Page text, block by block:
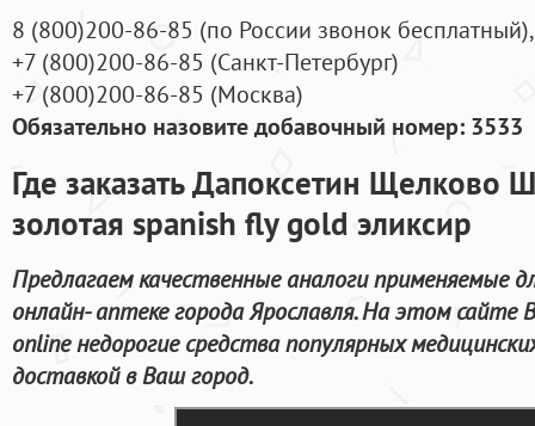
8 (800)200-86-85 (по России звонок бесплатный),
+7 (800)200-86-85 (Санкт-Петербург)
+7 (800)200-86-85 (Москва)
Обязательно назовите добавочный номер: 3533
Где заказать Дапоксетин Щелково
золотая spanish fly gold эликсир
Предлагаем качественные аналоги применяемые
онлайн- аптеке города Ярославля. На этом
online недорогие средства популярных
доставкой в Ваш город.